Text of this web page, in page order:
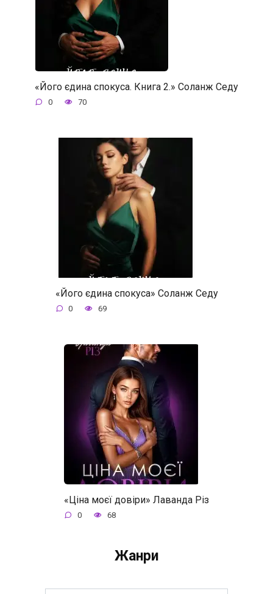
«Його єдина спокуса. Книга 2.» Соланж Седу
0 70
«Його єдина спокуса» Соланж Седу
0 69
«Ціна моєї довіри» Лаванда Різ
0 68
Жанри